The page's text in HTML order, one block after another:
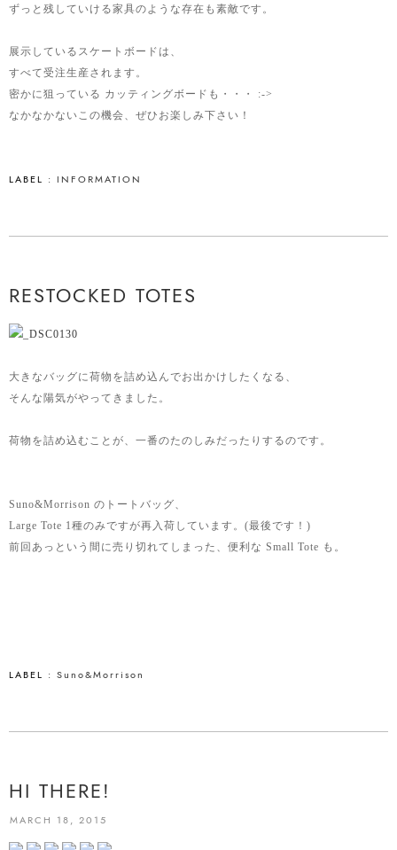
ずっと残していける家具のような存在も素敵です。
展示しているスケートボードは、
すべて受注生産されます。
密かに狙っている カッティングボードも・・・ :->
なかなかないこの機会、ぜひお楽しみ下さい！
LABEL : INFORMATION
RESTOCKED TOTES
大きなバッグに荷物を詰め込んでお出かけしたくなる、
そんな陽気がやってきました。
荷物を詰め込むことが、一番のたのしみだったりするのです。
Suno&Morrison のトートバッグ、
Large Tote 1種のみですが再入荷しています。(最後です！)
前回あっという間に売り切れてしまった、便利な Small Tote も。
LABEL : Suno&Morrison
HI THERE!
MARCH 18, 2015